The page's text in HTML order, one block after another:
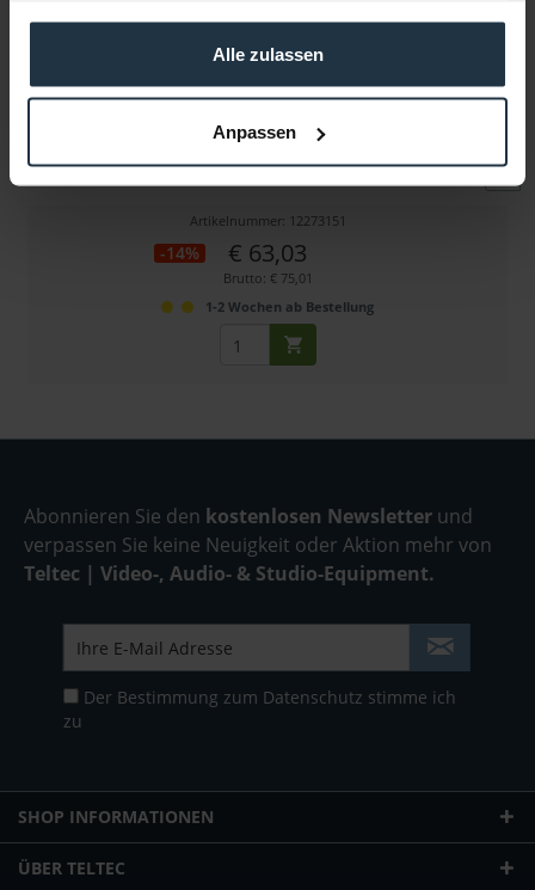
gesammelt haben.
Alle zulassen
Anpassen
Plattform zum Befestigen von Triad-Orbit-Zubehör
Artikelnummer: 12273151
-14% € 63,03
Brutto: € 75,01
1-2 Wochen ab Bestellung
Abonnieren Sie den kostenlosen Newsletter und
verpassen Sie keine Neuigkeit oder Aktion mehr von
Teltec | Video-, Audio- & Studio-Equipment.
Der Bestimmung zum Datenschutz stimme ich
zu
SHOP INFORMATIONEN
ÜBER TELTEC